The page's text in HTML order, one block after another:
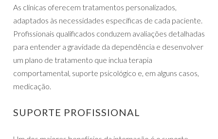
As clínicas oferecem tratamentos personalizados,
adaptados às necessidades específicas de cada paciente.
Profissionais qualificados conduzem avaliações detalhadas
para entender a gravidade da dependência e desenvolver
um plano de tratamento que inclua terapia
comportamental, suporte psicológico e, em alguns casos,
medicação.
SUPORTE PROFISSIONAL